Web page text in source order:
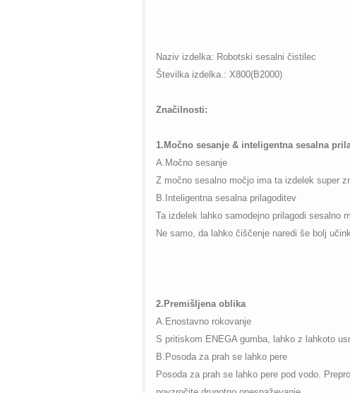
global.com/includes/templates/theme100/
on line
Naziv izdelka: Robotski sesalni čistilec
Številka izdelka.: X800(B2000)
Značilnosti:
1.Močno sesanje & inteligentna sesalna
A.Močno sesanje
Z močno sesalno močjo ima ta izdelek super
B.Inteligentna sesalna prilagoditev
Ta izdelek lahko samodejno prilagodi sesalno
Ne samo, da lahko čiščenje naredi še bolj
2.Premišljena oblika
A.Enostavno rokovanje
S pritiskom ENEGA gumba, lahko z lahkoto
B.Posoda za prah se lahko pere
Posoda za prah se lahko pere pod vodo.